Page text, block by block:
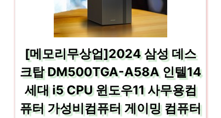
[메모리무상업]2024 삼성 데스
크탑 DM500TGA-A58A 인텔14
세대 i5 CPU 윈도우11 사무용컴
퓨터 가성비컴퓨터 게이밍 컴퓨터